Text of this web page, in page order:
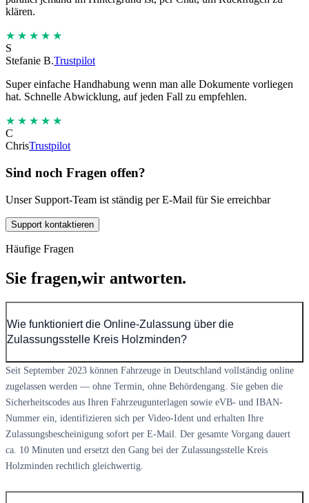
klären.
★★★★★
S
Stefanie B.Trustpilot
Super einfache Handhabung wenn man alle Dokumente vorliegen
hat. Schnelle Abwicklung, auf jeden Fall zu empfehlen.
★★★★★
C
ChrisTrustpilot
Sind noch Fragen offen?
Unser Support-Team ist ständig per E-Mail für Sie erreichbar
Support kontaktieren
Häufige Fragen
Sie fragen,wir antworten.
Wie funktioniert die Online-Zulassung über die
Zulassungsstelle Kreis Holzminden?
Seit September 2023 können Fahrzeuge in Deutschland vollständig online
zugelassen werden — ohne Termin, ohne Behördengang. Sie geben die
Sicherheitscodes aus Ihren Fahrzeugunterlagen sowie eVB- und IBAN-
Nummer ein, identifizieren sich per Video-Ident und erhalten Ihre
Zulassungsbescheinigung sofort per E-Mail. Der gesamte Vorgang dauert
ca. 10 Minuten und ersetzt den Gang bei der Zulassungsstelle Kreis
Holzminden rechtlich gleichwertig.